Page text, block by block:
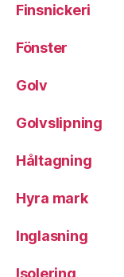
Finsnickeri
Fönster
Golv
Golvslipning
Håltagning
Hyra mark
Inglasning
Isolering